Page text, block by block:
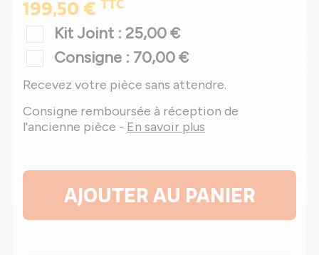
199,50 € TTC
Kit Joint : 25,00 €
Consigne : 70,00 €
Recevez votre pièce sans attendre.
Consigne remboursée à réception de
l'ancienne pièce - En savoir plus
AJOUTER AU PANIER